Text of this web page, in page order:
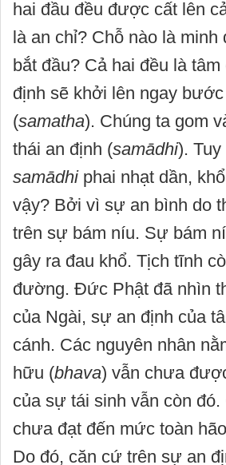
hai đầu đều được cất lên
là an chỉ? Chỗ nào là
bắt đầu? Cả hai đều là
định sẽ khởi lên ngay
(samatha). Chúng ta gom
thái an định (samādhi).
samādhiphai nhạt dần,
vậy? Bởi vì sự an bình do
trên sự bám níu. Sự bám
gây ra đau khổ. Tịch tĩnh
đường. Đức Phật đã nhìn
của Ngài, sự an định của
cánh. Các nguyên nhân
hữu (bhava) vẫn chưa
của sự tái sinh vẫn còn
chưa đạt đến mức toàn
Do đó, căn cứ trên sự an